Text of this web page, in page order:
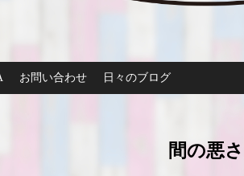
お問い合わせ 日々のブログ
間の悪さ